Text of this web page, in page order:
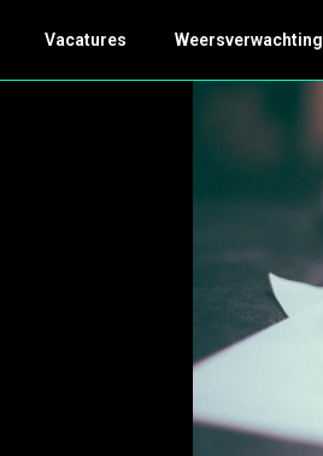
Vacatures Weersverwachting